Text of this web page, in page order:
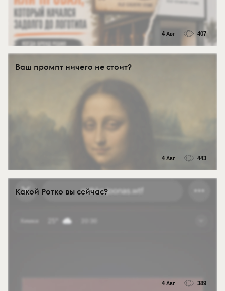
4 Авг 407
Ваш промпт ничего не стоит?
4 Авг 443
Какой Ротко вы сейчас?
4 Авг 389